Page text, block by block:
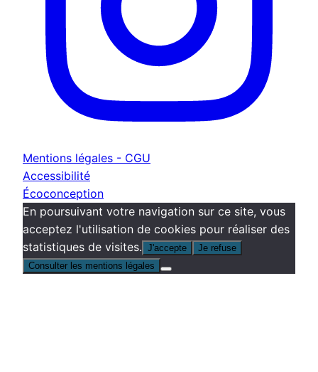
Mentions légales - CGU
Accessibilité
Écoconception
En poursuivant votre navigation sur ce site, vous
acceptez l'utilisation de cookies pour réaliser des
statistiques de visites. J'accepte
Je refuse
Consulter les mentions légales